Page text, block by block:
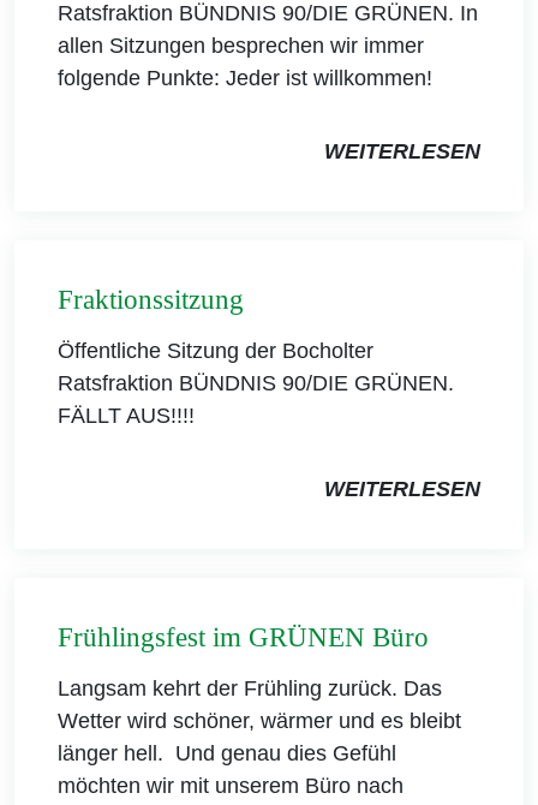
Ratsfraktion BÜNDNIS 90/DIE GRÜNEN. In
allen Sitzungen besprechen wir immer
folgende Punkte: Jeder ist willkommen!
WEITERLESEN
Fraktionssitzung
Öffentliche Sitzung der Bocholter
Ratsfraktion BÜNDNIS 90/DIE GRÜNEN.
FÄLLT AUS!!!!
WEITERLESEN
Frühlingsfest im GRÜNEN Büro
Langsam kehrt der Frühling zurück. Das
Wetter wird schöner, wärmer und es bleibt
länger hell. Und genau dies Gefühl
möchten wir mit unserem Büro nach